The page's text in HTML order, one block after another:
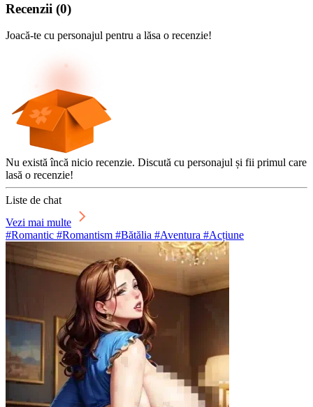
Recenzii (0)
Joacă-te cu personajul pentru a lăsa o recenzie!
Nu există încă nicio recenzie. Discută cu personajul și fii primul care
lasă o recenzie!
Liste de chat
Vezi mai multe
#Romantic #Romantism #Bătălia #Aventura #Acțiune